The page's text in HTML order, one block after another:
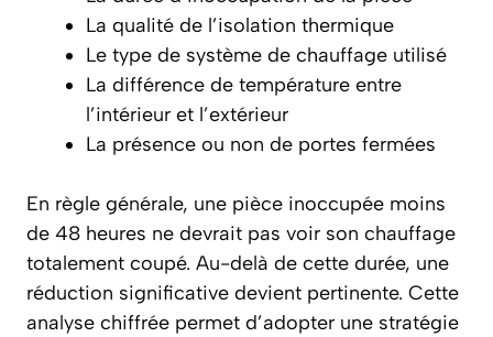
La qualité de l’isolation thermique
Le type de système de chauffage utilisé
La différence de température entre
l’intérieur et l’extérieur
La présence ou non de portes fermées
En règle générale, une pièce inoccupée moins
de 48 heures ne devrait pas voir son chauffage
totalement coupé. Au-delà de cette durée, une
réduction significative devient pertinente. Cette
analyse chiffrée permet d’adopter une stratégie